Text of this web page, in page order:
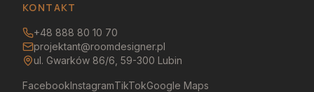
KONTAKT
+48 888 80 10 70
projektant@roomdesigner.pl
ul. Gwarków 86/6, 59-300 Lubin
FacebookInstagramTikTokGoogle Maps